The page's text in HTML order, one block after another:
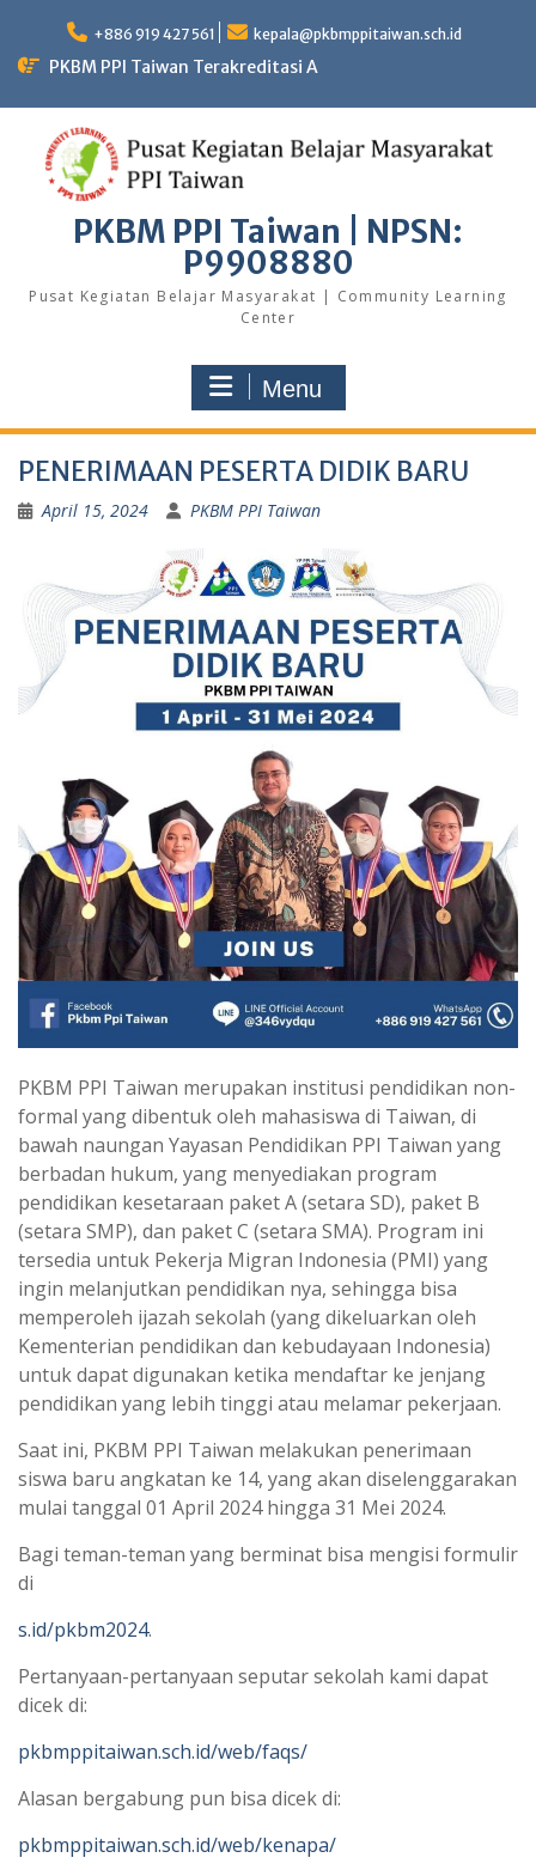
+886 919 427 561 kepala@pkbmppitaiwan.sch.id
PKBM PPI Taiwan Terakreditasi A
PKBM PPI Taiwan | NPSN:
P9908880
Pusat Kegiatan Belajar Masyarakat | Community Learning
Center
Menu
PENERIMAAN PESERTA DIDIK BARU
April 15, 2024 PKBM PPI Taiwan
PKBM PPI Taiwan merupakan institusi pendidikan non-
formal yang dibentuk oleh mahasiswa di Taiwan, di
bawah naungan Yayasan Pendidikan PPI Taiwan yang
berbadan hukum, yang menyediakan program
pendidikan kesetaraan paket A (setara SD), paket B
(setara SMP), dan paket C (setara SMA). Program ini
tersedia untuk Pekerja Migran Indonesia (PMI) yang
ingin melanjutkan pendidikan nya, sehingga bisa
memperoleh ijazah sekolah (yang dikeluarkan oleh
Kementerian pendidikan dan kebudayaan Indonesia)
untuk dapat digunakan ketika mendaftar ke jenjang
pendidikan yang lebih tinggi atau melamar pekerjaan.
Saat ini, PKBM PPI Taiwan melakukan penerimaan
siswa baru angkatan ke 14, yang akan diselenggarakan
mulai tanggal 01 April 2024 hingga 31 Mei 2024.
Bagi teman-teman yang berminat bisa mengisi formulir
di
s.id/pkbm2024.
Pertanyaan-pertanyaan seputar sekolah kami dapat
dicek di:
pkbmppitaiwan.sch.id/web/faqs/
Alasan bergabung pun bisa dicek di:
pkbmppitaiwan.sch.id/web/kenapa/